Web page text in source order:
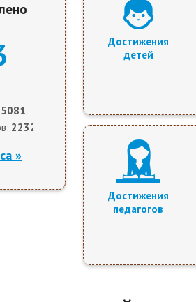
Достижения
детей
Достижения
педагогов
2232
»